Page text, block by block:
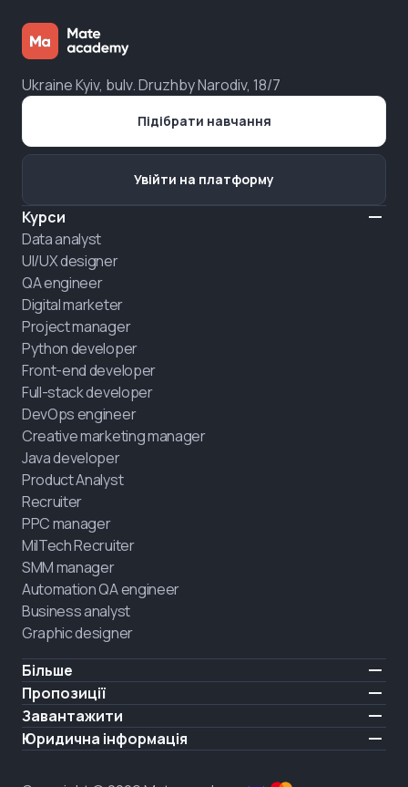
Ukraine Kyiv, bulv. Druzhby Narodiv, 18/7
Курси
Data analyst
UI/UX designer
QA engineer
Digital marketer
Project manager
Python developer
Front-end developer
Full-stack developer
DevOps engineer
Creative marketing manager
Java developer
Product Analyst
Recruiter
PPC manager
MilTech Recruiter
SMM manager
Automation QA engineer
Business analyst
Graphic designer
Більше
Ціни
Відгуки
Про нас
Блог
Пропозиції
IT для ветеранів
Найняти випускника
Навчання повного дня
Завантажити
iOS
Юридична інформація
Політика конфіденційності
Підібрати навчання
Увійти на платформу